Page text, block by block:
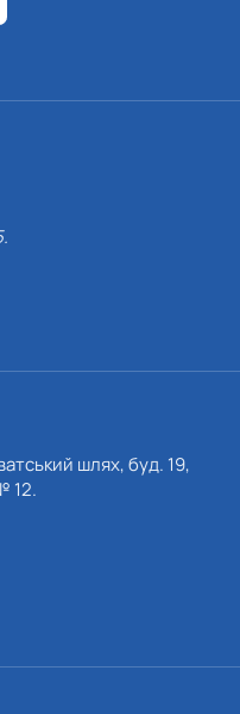
шлях, буд. 19,
12.